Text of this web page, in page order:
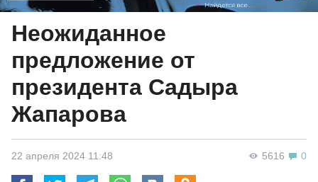
Неожиданное
предложение от
президента Садыра
Жапарова
5616 0
22 апреля 2024 11:48